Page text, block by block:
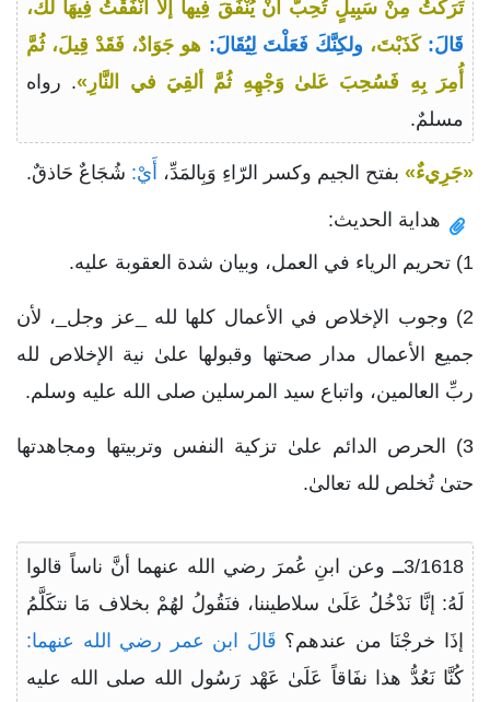
تَرَكْتُ مِنْ سَبِيلٍ تُحِبُّ أَنْ يُنْفَقَ فِيها إلَّا أَنْفَقْتُ فِيهَا لَكَ،
قَالَ: كَذَبْتَ، ولكِنَّكَ فَعَلْتَ لِيُقَالَ: هو جَوَادٌ، فَقَدْ قِيلَ، ثُمَّ
أُمِرَ بِهِ فَسُحِبَ عَلىٰ وَجْهِهِ ثُمَّ ألقِيَ في النَّارِ». رواه
مسلمٌ.
«جَرِيءٌ» بفتح الجيم وكسر الرّاءِ وَبِالمَدِّ، أَيْ: شُجَاعٌ حَاذقٌ.
هداية الحديث:
1) تحريم الرياء في العمل، وبيان شدة العقوبة عليه.
2) وجوب الإخلاص في الأعمال كلها لله _عز وجل_، لأن
جميع الأعمال مدار صحتها وقبولها علىٰ نية الإخلاص لله
ربِّ العالمين، واتباع سيد المرسلين صلى الله عليه وسلم.
3) الحرص الدائم علىٰ تزكية النفس وتربيتها ومجاهدتها
حتىٰ تُخلص لله تعالىٰ.
3/1618ــ وعن ابنِ عُمرَ رضي الله عنهما أنَّ ناساً قالوا
لَهُ: إنَّا نَدْخُلُ عَلَىٰ سلاطيننا، فنَقُولُ لهُمْ بخلاف مَا نتكَلَّمُ
إذَا خرجْنَا من عندهم؟ قَالَ ابن عمر رضي الله عنهما:
كُنَّا نَعُدُّ هذا نفَاقاً عَلَىٰ عَهْد رَسُول الله صلى الله عليه